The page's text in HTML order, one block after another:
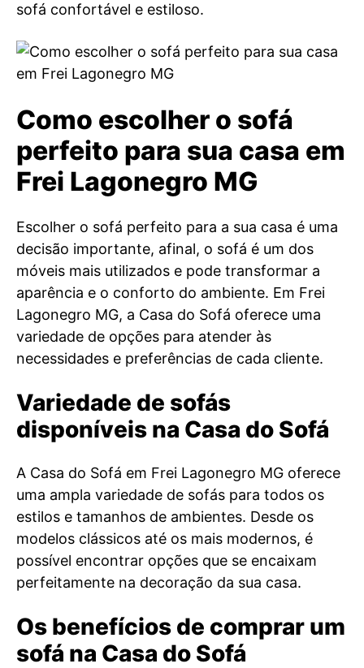
sofá confortável e estiloso.
Como escolher o sofá
perfeito para sua casa em
Frei Lagonegro MG
Escolher o sofá perfeito para a sua casa é uma
decisão importante, afinal, o sofá é um dos
móveis mais utilizados e pode transformar a
aparência e o conforto do ambiente. Em Frei
Lagonegro MG, a Casa do Sofá oferece uma
variedade de opções para atender às
necessidades e preferências de cada cliente.
Variedade de sofás
disponíveis na Casa do Sofá
A Casa do Sofá em Frei Lagonegro MG oferece
uma ampla variedade de sofás para todos os
estilos e tamanhos de ambientes. Desde os
modelos clássicos até os mais modernos, é
possível encontrar opções que se encaixam
perfeitamente na decoração da sua casa.
Os benefícios de comprar um
sofá na Casa do Sofá